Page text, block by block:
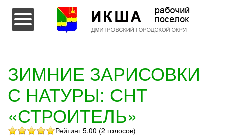
Перейти к содержимому
ЗИМНИЕ ЗАРИСОВКИ
С НАТУРЫ: СНТ
«СТРОИТЕЛЬ»
Рейтинг 5.00 (2 голосов)